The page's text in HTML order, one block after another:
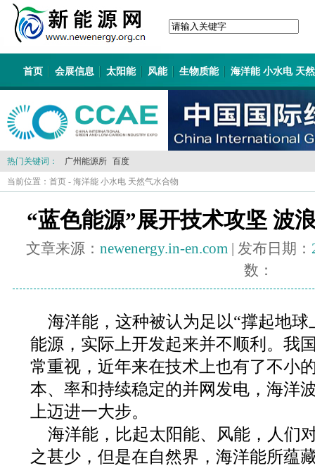
首页 会展信息 太阳能 风能 生物质能 海洋能 小水电 天
热门关键词： 广州能源所 百度
当前位置： 首页 - 海洋能 小水电 天然气水合物
“蓝色能源”展开技术攻坚 波
文章来源： newenergy.in-en.com | 发布日期：
数：
海洋能，这种被认为足以“撑起地
能源，实际上开发起来并不顺利。我
常重视，近年来在技术上也有了不小
本、率和持续稳定的并网发电，海洋
上迈进一大步。
海洋能，比起太阳能、风能，人们
之甚少，但是在自然界，海洋能所蕴